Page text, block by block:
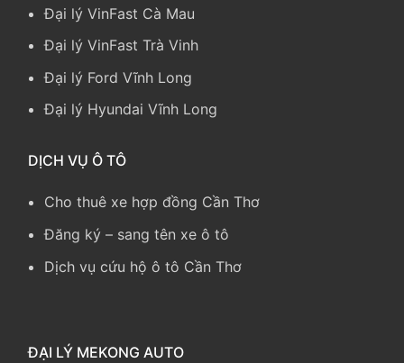
Đại lý VinFast Cà Mau
Đại lý VinFast Trà Vinh
Đại lý Ford Vĩnh Long
Đại lý Hyundai Vĩnh Long
DỊCH VỤ Ô TÔ
Cho thuê xe hợp đồng Cần Thơ
Đăng ký – sang tên xe ô tô
Dịch vụ cứu hộ ô tô Cần Thơ
ĐẠI LÝ MEKONG AUTO